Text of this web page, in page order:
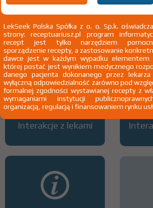
Wszystkie dawki leku
Interakcje z lekami
LekSeek Polska Spółka z o. o. Sp.k.
strony: receptuariusz.pl program
recept jest tylko narzędziem
sporządzenie recepty, a zastosowanie
dawce jest w każdym wypadku elementem
której postać jest wynikiem medycznego
danego pacjenta dokonanego przez
wyłączną odpowiedzialność zarówno pod
formalnej zgodności wystawianej recepty z
wymaganiami instytucji
organizacją, regulacją i finansowaniem rynku